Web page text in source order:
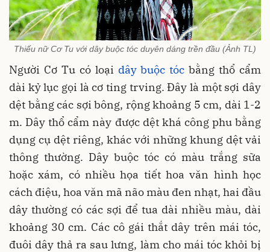
Thiếu nữ Cơ Tu với dây buộc tóc duyên dáng trền đầu (Ảnh TL)
Người Cơ Tu có loại dây buộc tóc bằng thổ cẩm
dài kỷ lục gọi là cơ ting trving. Đây là một sợi dây
dệt bằng các sợi bông, rộng khoảng 5 cm, dài 1-2
m. Dây thổ cẩm này được dệt khá công phu bằng
dụng cụ dệt riêng, khác với những khung dệt vải
thông thường. Dây buộc tóc có màu trắng sữa
hoặc xám, có nhiều họa tiết hoa văn hình học
cách điệu, hoa văn mã não màu đen nhạt, hai đầu
dây thường có các sợi để tua dài nhiều màu, dài
khoảng 30 cm. Các cô gái thắt dây trên mái tóc,
đuôi dây thả ra sau lưng, làm cho mái tóc khỏi bị